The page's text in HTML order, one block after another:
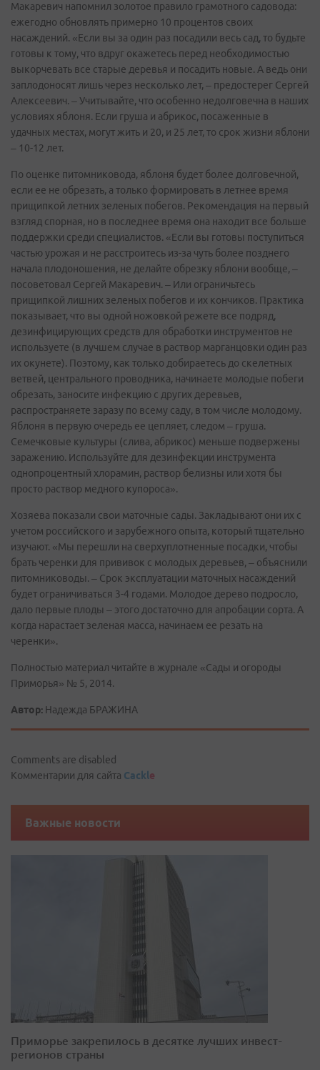
Макаревич напомнил золотое правило грамотного садовода:
ежегодно обновлять примерно 10 процентов своих
насаждений. «Если вы за один раз посадили весь сад, то будьте
готовы к тому, что вдруг окажетесь перед необходимостью
выкорчевать все старые деревья и посадить новые. А ведь они
заплодоносят лишь через несколько лет, – предостерег Сергей
Алексеевич. – Учитывайте, что особенно недолговечна в наших
условиях яблоня. Если груша и абрикос, посаженные в
удачных местах, могут жить и 20, и 25 лет, то срок жизни яблони
– 10-12 лет.
По оценке питомниковода, яблоня будет более долговечной,
если ее не обрезать, а только формировать в летнее время
прищипкой летних зеленых побегов. Рекомендация на первый
взгляд спорная, но в последнее время она находит все больше
поддержки среди специалистов. «Если вы готовы поступиться
частью урожая и не расстроитесь из-за чуть более позднего
начала плодоношения, не делайте обрезку яблони вообще, –
посоветовал Сергей Макаревич. – Или ограничьтесь
прищипкой лишних зеленых побегов и их кончиков. Практика
показывает, что вы одной ножовкой режете все подряд,
дезинфицирующих средств для обработки инструментов не
используете (в лучшем случае в раствор марганцовки один раз
их окунете). Поэтому, как только добираетесь до скелетных
ветвей, центрального проводника, начинаете молодые побеги
обрезать, заносите инфекцию с других деревьев,
распространяете заразу по всему саду, в том числе молодому.
Яблоня в первую очередь ее цепляет, следом – груша.
Семечковые культуры (слива, абрикос) меньше подвержены
заражению. Используйте для дезинфекции инструмента
однопроцентный хлорамин, раствор белизны или хотя бы
просто раствор медного купороса».
Хозяева показали свои маточные сады. Закладывают они их с
учетом российского и зарубежного опыта, который тщательно
изучают. «Мы перешли на сверхуплотненные посадки, чтобы
брать черенки для прививок с молодых деревьев, – объяснили
питомниководы. – Срок эксплуатации маточных насаждений
будет ограничиваться 3-4 годами. Молодое дерево подросло,
дало первые плоды – этого достаточно для апробации сорта. А
когда нарастает зеленая масса, начинаем ее резать на
черенки».
Полностью материал читайте в журнале «Сады и огороды
Приморья» № 5, 2014.
Автор: Надежда БРАЖИНА
Comments are disabled
Комментарии для сайта Cackle
Важные новости
Приморье закрепилось в десятке лучших инвест-
регионов страны